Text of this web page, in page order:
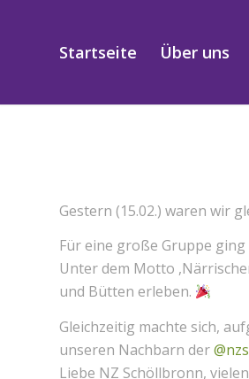
Startseite Über uns
Gestern (15.02.) waren wir
Für eine große Gruppe
Unter dem Motto
und Bütten erleben.
Gleichzeitig machte sich,
unseren Nachbarn der
Liebe NZ Schöllbronn,